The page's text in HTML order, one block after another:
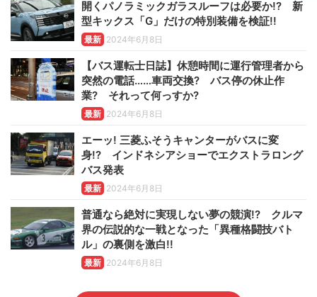
開くパノラミックガラスルーフは必要か!? 新
型キックス「G」だけの特別装備を検証!!
最新 2024年6月8日
【バス運転士日誌】休憩時間に運行管理者から
突然の電話……車両交換? バス停の休止作
業? それって何っすか?
最新 2024年6月8日
エーッ! 三菱ふそうキャンターがバスに変
身!? インドネシアショーでエクストラロング
バス発表
最新 2024年6月8日
普通なら絶対に実現しない夢の競演!? クルマ
界の伝説的な一戦となった「異種格闘技バト
ル」の裏側を激白!!
最新 2024年6月8日